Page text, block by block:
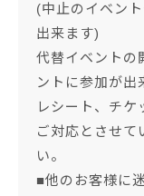
(中止のイベン
出来ます)
代替イベントの
ントに参加が出
レシート、チケ
ご対応とさせて
い。
■他のお客様に